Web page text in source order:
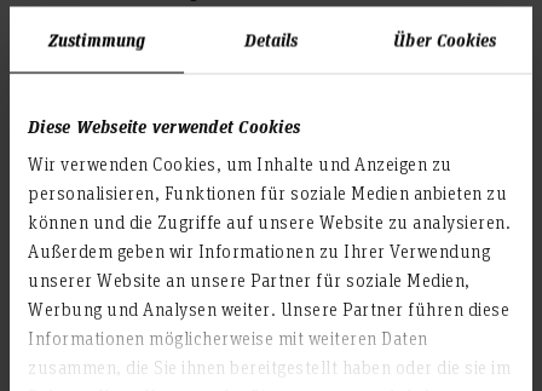
Zustimmung Details Über Cookies
Diese Webseite verwendet Cookies
Wir verwenden Cookies, um Inhalte und Anzeigen zu
personalisieren, Funktionen für soziale Medien anbieten zu
können und die Zugriffe auf unsere Website zu analysieren.
Außerdem geben wir Informationen zu Ihrer Verwendung
unserer Website an unsere Partner für soziale Medien,
Werbung und Analysen weiter. Unsere Partner führen diese
Informationen möglicherweise mit weiteren Daten
zusammen, die Sie ihnen bereitgestellt haben oder die sie im
Nusser, M. (2006), So wird Pharma in Deutschland wieder fit,
in: Gesundheit & Gesellschaft G+G, Bd. 9, Nr. 4, S. 22-25.
Nusser, M., Tischendorf, A. (2006), Pharma-Standort
Deutschland, in: Pharma-Marketing Journal, Bd. 31, Nr. 5, S.
174-178.
Gaisser, S., Nusser, M. (2006), Stärken-Schwächen-Analyse
des Pharma-Innovationsstandortes Deutschland, in: Pharm.
Ind. – die pharmazeutische Industrie, Bd. 68, Nr. 5, S. 531-
537.
Nusser, M., Tischendorf, A. (Hrsg.) (2006), Innovative